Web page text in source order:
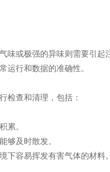
味或极强的异味则需要引
运行和数据的准确性。
检查和清理，包括：
累。
够及时散发。
下容易挥发有害气体的材料。